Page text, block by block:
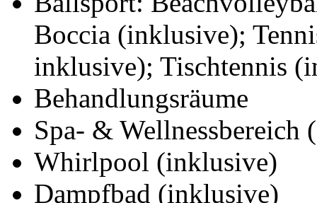
Boccia (inklusive);
inklusive); Tischtennis
Behandlungsräume
Spa- & Wellnessbereich
Whirlpool (inklusive)
Dampfbad (inklusive)